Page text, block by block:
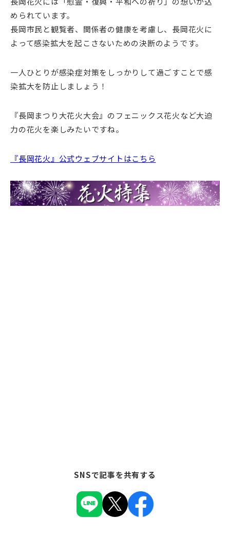
められています。
長岡市民と観覧者、関係者の健康を考慮し、長岡花火に
よって感染拡大を起こさないための決断のようです。
一人ひとりが感染症対策をしっかりして過ごすことで感
染拡大を防止しましょう！
『長岡まつり大花火大会』のフェニックス花火など大迫
力の花火を楽しみたいですね。
『長岡花火』公式ウェブサイトはこちら
SNSで記事を共有する